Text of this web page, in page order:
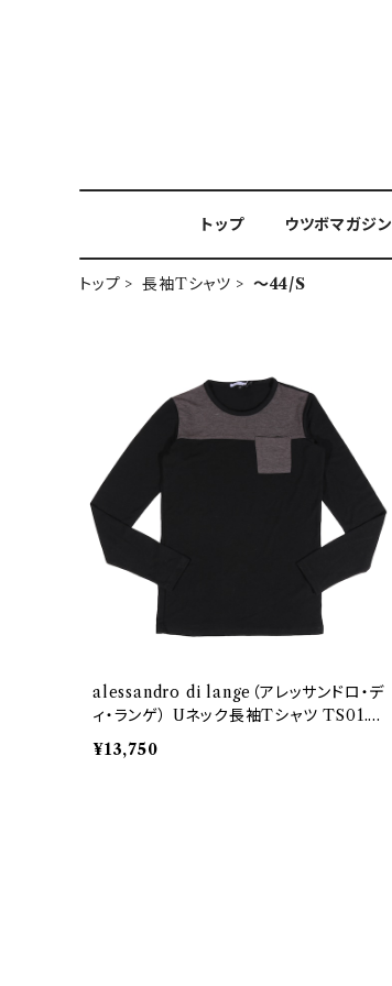
トップ ウツボマガジン
トップ 長袖Tシャツ ～44/S
alessandro di lange（アレッサンドロ・デ
ィ・ランゲ） Uネック長袖Tシャツ TS01.5
6.001 32891
¥13,750